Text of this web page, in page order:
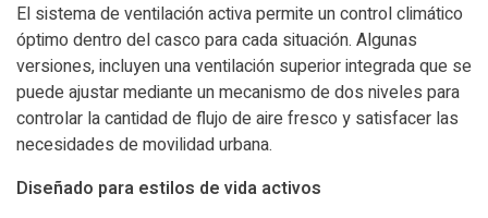
El sistema de ventilación activa permite un control climático
óptimo dentro del casco para cada situación. Algunas
versiones, incluyen una ventilación superior integrada que se
puede ajustar mediante un mecanismo de dos niveles para
controlar la cantidad de flujo de aire fresco y satisfacer las
necesidades de movilidad urbana.
Diseñado para estilos de vida activos